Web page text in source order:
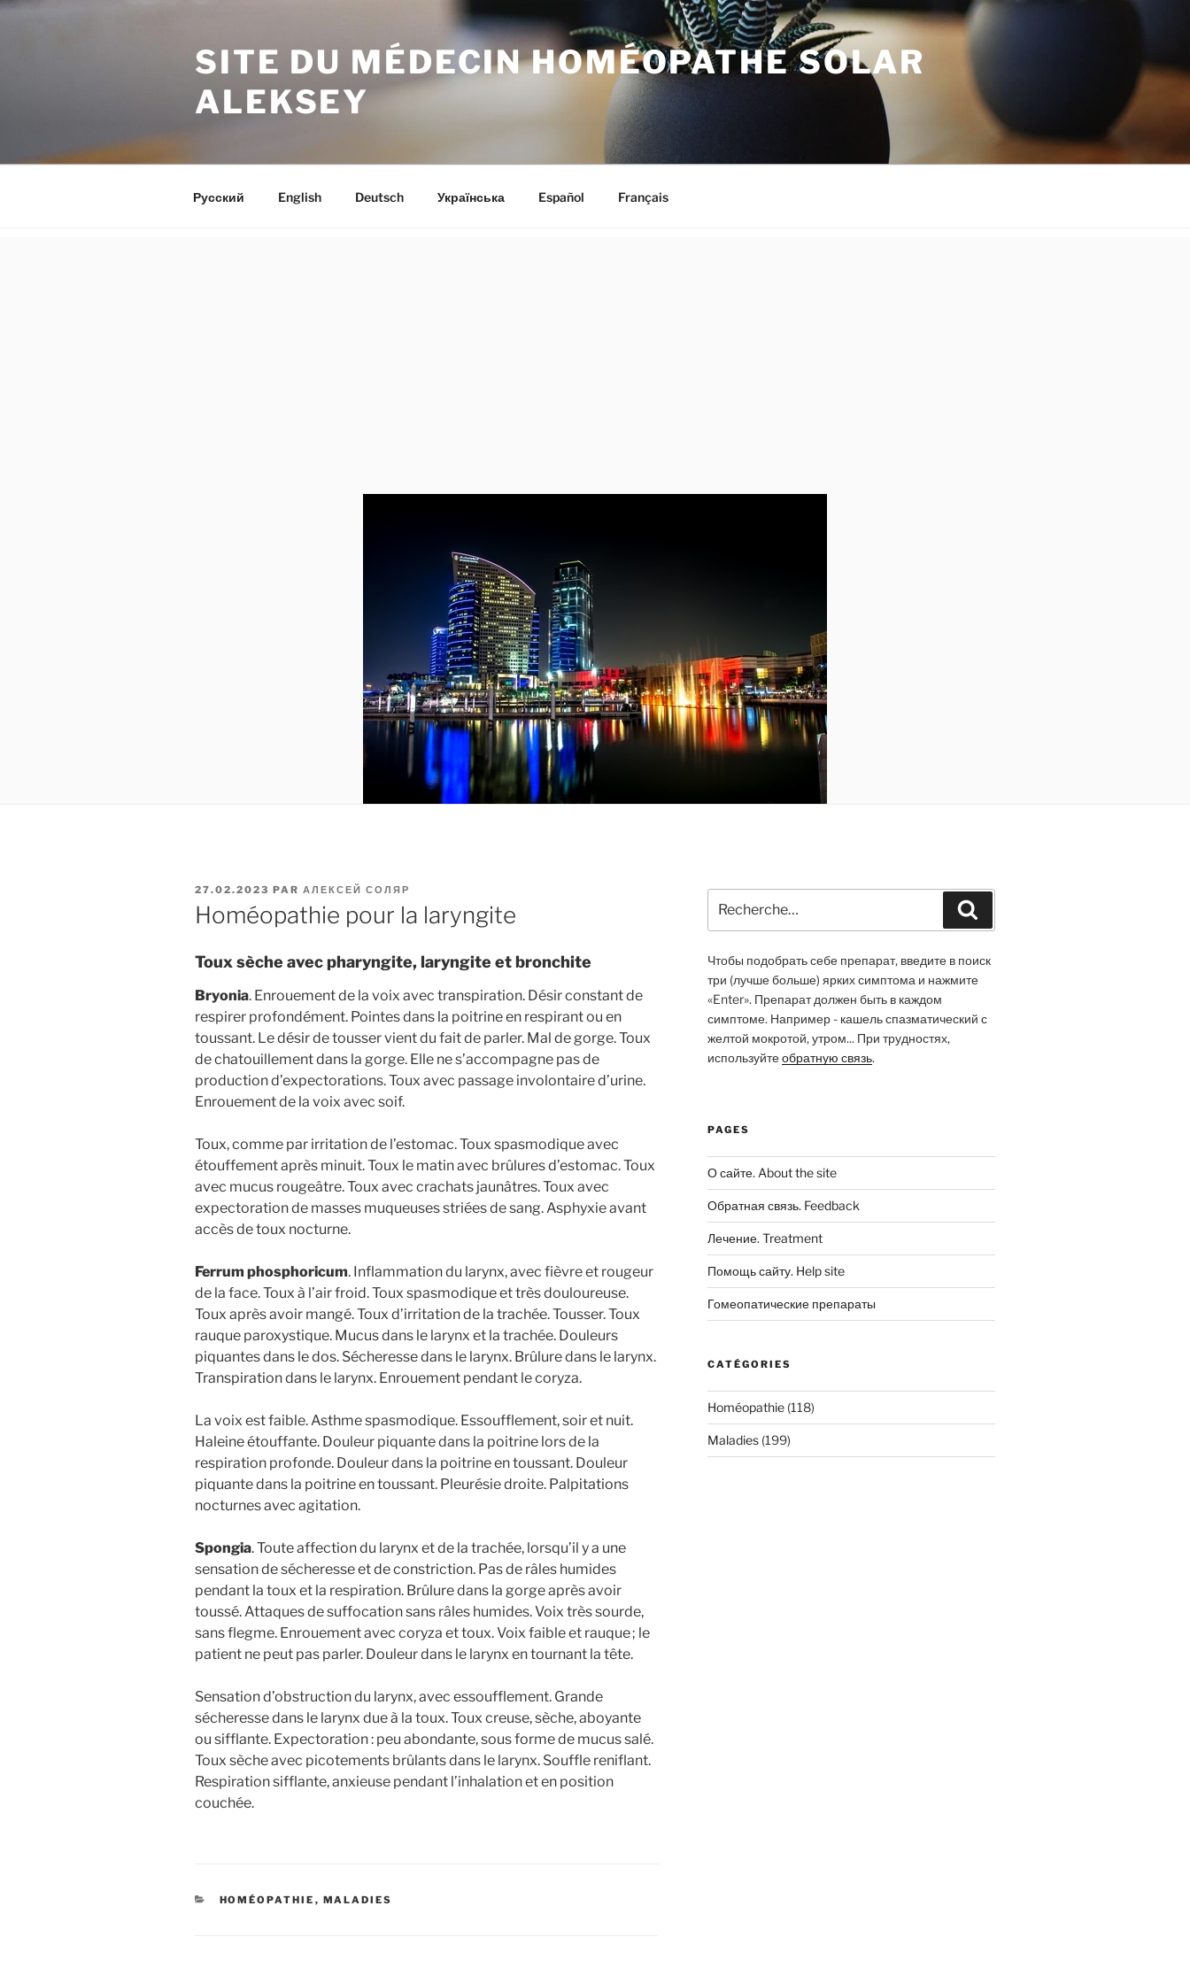
Aller
SITE DU MÉDECIN HOMÉOPATHE SOLAR
ALEKSEY
Русский English Deutsch Українська Español Français
PUBLIÉ
LE
27.02.2023 PAR АЛЕКСЕЙ СОЛЯР
Homéopathie pour la laryngite
Toux sèche avec pharyngite, laryngite et bronchite
Bryonia. Enrouement de la voix avec transpiration. Désir constant de
respirer profondément. Pointes dans la poitrine en respirant ou en
toussant. Le désir de tousser vient du fait de parler. Mal de gorge. Toux
de chatouillement dans la gorge. Elle ne s’accompagne pas de
production d’expectorations. Toux avec passage involontaire d’urine.
Enrouement de la voix avec soif.
Toux, comme par irritation de l’estomac. Toux spasmodique avec
étouffement après minuit. Toux le matin avec brûlures d’estomac. Toux
avec mucus rougeâtre. Toux avec crachats jaunâtres. Toux avec
expectoration de masses muqueuses striées de sang. Asphyxie avant
accès de toux nocturne.
Ferrum phosphoricum. Inflammation du larynx, avec fièvre et rougeur
de la face. Toux à l’air froid. Toux spasmodique et très douloureuse.
Toux après avoir mangé. Toux d’irritation de la trachée. Tousser. Toux
rauque paroxystique. Mucus dans le larynx et la trachée. Douleurs
piquantes dans le dos. Sécheresse dans le larynx. Brûlure dans le larynx.
Transpiration dans le larynx. Enrouement pendant le coryza.
La voix est faible. Asthme spasmodique. Essoufflement, soir et nuit.
Haleine étouffante. Douleur piquante dans la poitrine lors de la
respiration profonde. Douleur dans la poitrine en toussant. Douleur
piquante dans la poitrine en toussant. Pleurésie droite. Palpitations
nocturnes avec agitation.
Spongia. Toute affection du larynx et de la trachée, lorsqu’il y a une
sensation de sécheresse et de constriction. Pas de râles humides
pendant la toux et la respiration. Brûlure dans la gorge après avoir
toussé. Attaques de suffocation sans râles humides. Voix très sourde,
sans flegme. Enrouement avec coryza et toux. Voix faible et rauque ; le
patient ne peut pas parler. Douleur dans le larynx en tournant la tête.
Sensation d’obstruction du larynx, avec essoufflement. Grande
sécheresse dans le larynx due à la toux. Toux creuse, sèche, aboyante
ou sifflante. Expectoration : peu abondante, sous forme de mucus salé.
Toux sèche avec picotements brûlants dans le larynx. Souffle reniflant.
Respiration sifflante, anxieuse pendant l’inhalation et en position
couchée.
CATÉGORIES
HOMÉOPATHIE , MALADIES
pour
:
Чтобы подобрать себе препарат, введите в поиск
три (лучше больше) ярких симптома и нажмите
«Enter». Препарат должен быть в каждом
симптоме. Например - кашель спазматический с
желтой мокротой, утром... При трудностях,
используйтеобратную связь.
PAGES
О сайте. About the site
Обратная связь. Feedback
Лечение. Treatment
Помощь сайту. Help site
Гомеопатические препараты
CATÉGORIES
Homéopathie(118)
Maladies(199)